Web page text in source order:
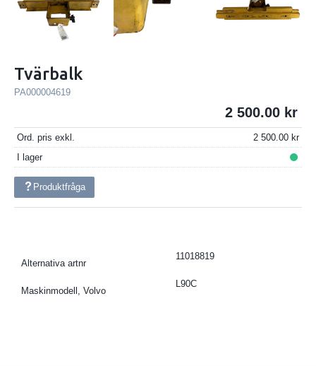
Tvärbalk
PA000004619
2 500.00
Ord. pris exkl.
2 500.00
I lager
Produktfråga
Alternativa artnr
11018819
Maskinmodell, Volvo
L90C